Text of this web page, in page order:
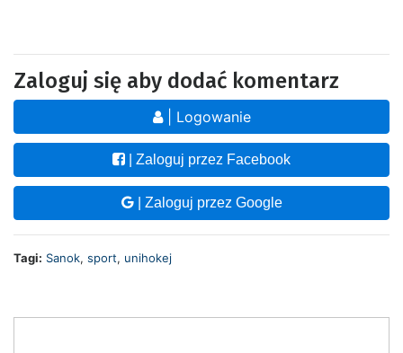
Zaloguj się aby dodać komentarz
| Logowanie
| Zaloguj przez Facebook
| Zaloguj przez Google
Tagi: Sanok, sport, unihokej